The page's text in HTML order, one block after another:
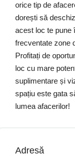
orice tip de
dorești să
acest loc te pune
frecventate zone
Profitați de
loc cu mare
suplimentare și
spațiu este gata
lumea afacerilor!
Adresă